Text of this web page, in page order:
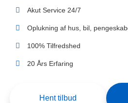
Akut Service 24/7
Oplukning af hus, bil,
100% Tilfredshed
20 Års Erfaring
Hent tilbud